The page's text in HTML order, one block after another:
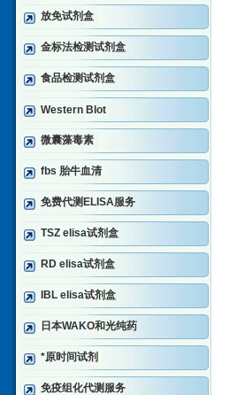
放免试剂盒
金标法检测试剂盒
食品检测试剂盒
Western Blot
微囊藻毒素
fbs 胎牛血清
免费代测ELISA服务
TSZ elisa试剂盒
RD elisa试剂盒
IBL elisa试剂盒
日本WAKO和光纯药
*原时间试剂
免疫组化代测服务